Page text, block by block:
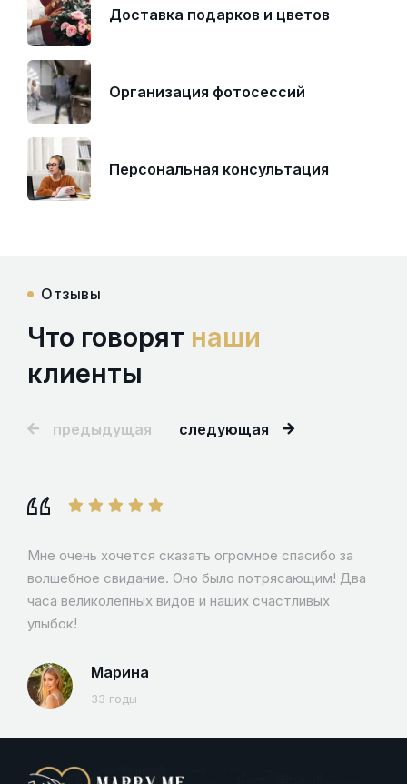
Доставка подарков и цветов
Организация фотосессий
Персональная консультация
Отзывы
Что говорят наши
клиенты
предыдущая следующая
Мне очень хочется сказать огромное спасибо за
волшебное свидание. Оно было потрясающим! Два
часа великолепных видов и наших счастливых
улыбок!
Марина
33 годы